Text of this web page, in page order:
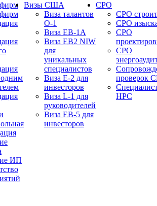
ИП
Визы США
Виза талантов
О-1
Виза EB-1A
Виза EB2 NIW
для
уникальных
специалистов
Виза E-2 для
инвесторов
Виза L-1 для
руководителей
Виза EB-5 для
инвесторов
СРО
СРО
СРО
СРО
СРО
проверок
НРС